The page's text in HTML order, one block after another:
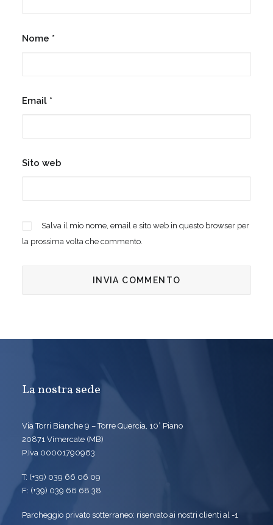
Nome *
Email *
Sito web
Salva il mio nome, email e sito web in questo browser per
la prossima volta che commento.
La nostra sede
Via Torri Bianche 9 – Torre Quercia, 10° Piano
20871 Vimercate (MB)
P.Iva 00001790963
T: (+39) 039 66 06 09
F: (+39) 039 66 68 38
Parcheggio privato sotterraneo: riservato ai nostri clienti al -1